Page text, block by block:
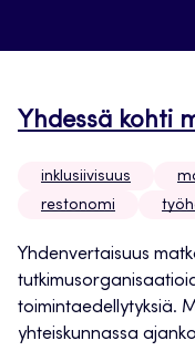
Yhdessä kohti
inklusiivisuus
restonomi
Yhdenvertaisuus
toimintaedellytyksiä.
yhteiskunnassa